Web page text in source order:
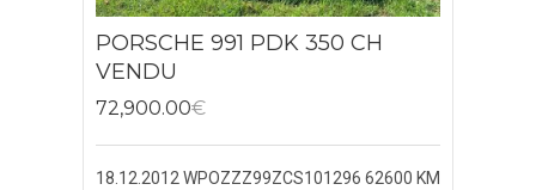
PORSCHE 991
PORSCHE 993
PORSCHE 996
PORSCHE 991 PDK 350 CH
VENDU
72,900.00€
18.12.2012WPOZZZ99ZCS101296 62600 KM